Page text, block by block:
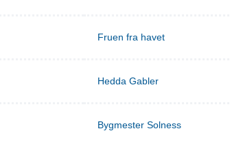
Fruen fra havet
Hedda Gabler
Bygmester Solness